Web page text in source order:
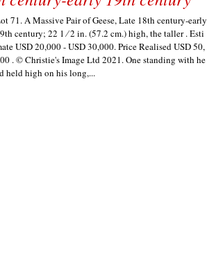
71. A Massive Pair of Geese, Late 18th century-early
century; 22 1 ⁄ 2 in. (57.2 cm.) high, the taller . Esti
USD 20,000 - USD 30,000. Price Realised USD 50,
. © Christie's Image Ltd 2021. One standing with he
held high on his long,...